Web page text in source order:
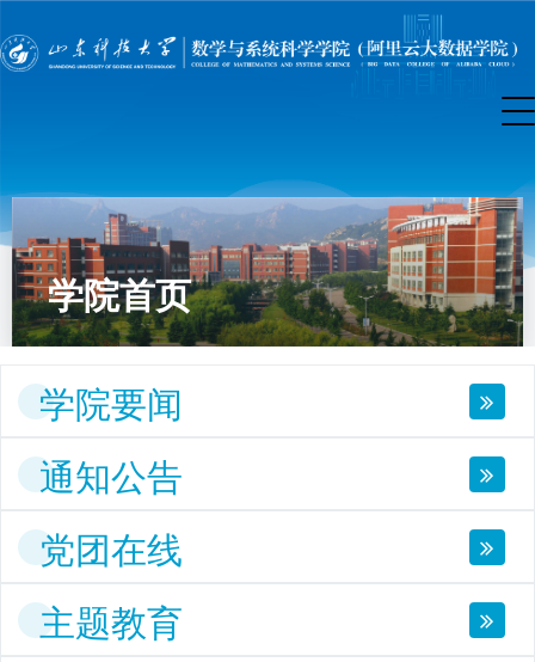
学院首页
学院要闻
通知公告
党团在线
主题教育